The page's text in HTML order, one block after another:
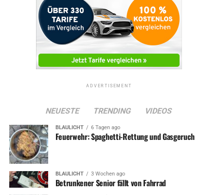
ADVERTISEMENT
NEUESTE TRENDING VIDEOS
BLAULICHT 6 Tagen ago
Feuerwehr: Spaghetti-Rettung und Gasgeruch
BLAULICHT 3 Wochen ago
Betrunkener Senior fällt von Fahrrad